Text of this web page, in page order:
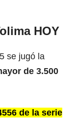
HOY
se jugó la
de 3.500
de la serie